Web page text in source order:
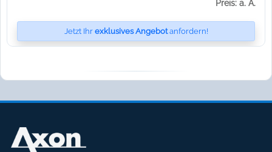
Preis: a. A.
Jetzt Ihr exklusives Angebotanfordern!